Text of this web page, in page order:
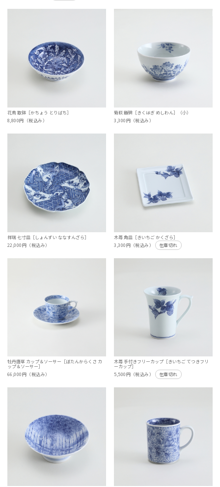
花鳥 取鉢［かちょう とりばち］
8,800円（税込み）
菊萩 飯碗［きくはぎ めしわん］（小）
3,300円（税込み）
祥瑞 七寸皿［しょんずい ななすんざら］
22,000円（税込み）
木苺 角皿［きいちご かくざら］
3,300円（税込み）
在庫切れ
牡丹唐草 カップ＆ソーサー［ぼたんからくさ カ
ップ＆ソーサー］
66,000円（税込み）
木苺 手付きフリーカップ［きいちご てつきフリ
ーカップ］
5,500円（税込み）
在庫切れ